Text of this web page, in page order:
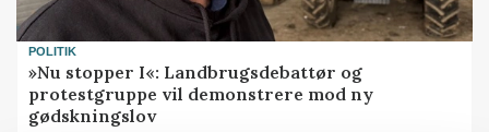
POLITIK
»Nu stopper I«: Landbrugsdebattør og
protestgruppe vil demonstrere mod ny
gødskningslov